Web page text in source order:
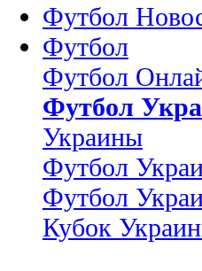
Футбол
Футбол
Футбол
Футбол
Украины
Футбол
Футбол
Кубок